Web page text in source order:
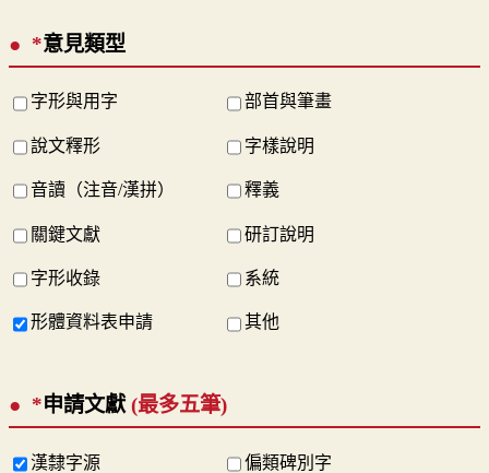
*意見類型
字形與用字 部首與筆畫
說文釋形 字樣說明
音讀（注音/漢拼） 釋義
關鍵文獻 研訂說明
字形收錄 系統
形體資料表申請 其他
*申請文獻 (最多五筆)
漢隸字源 偏類碑別字